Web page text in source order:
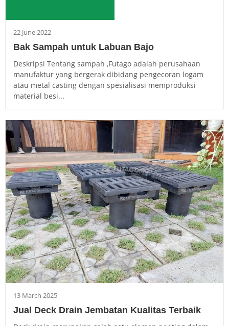
22 June 2022
Bak Sampah untuk Labuan Bajo
Deskripsi Tentang sampah ,Futago adalah perusahaan
manufaktur yang bergerak dibidang pengecoran logam
atau metal casting dengan spesialisasi memproduksi
material besi...
13 March 2025
Jual Deck Drain Jembatan Kualitas Terbaik